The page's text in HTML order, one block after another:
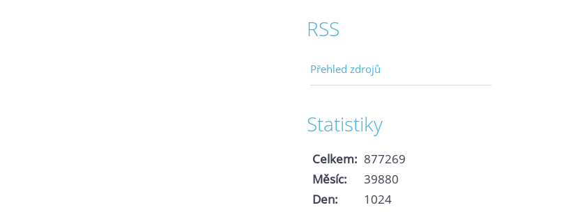
RSS
Přehled zdrojů
Statistiky
Celkem: 877269
Měsíc:
39880
Den:
1024